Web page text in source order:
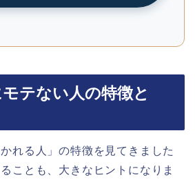
テない人の特徴と
れる人」の特徴を見てきました
ことも、大きなヒントになりま